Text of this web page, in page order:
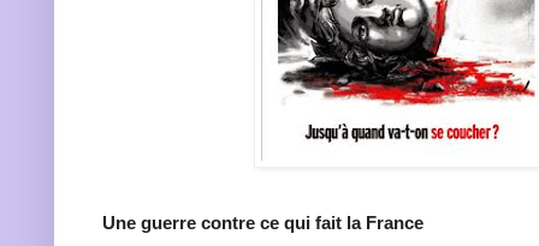
Une guerre contre ce qui fait la France